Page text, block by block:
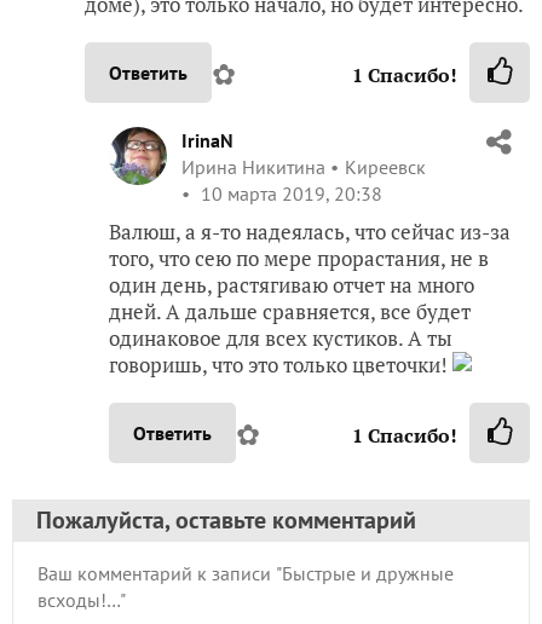
Полина, я думаю, как раз посадка-грунт-всходы
самый муторный будет отчет, особенно если не
в один день сеять, а по мере проклевывания,
слишком по времени растянуто. Наверное,
дальше будет легче! Но все равно стараюсь! Все
время боюсь что-то не сфотографировать!
✿ Спасибо!
aise50
Полина
Санкт-Петербург
10 марта 2019, 18:00
Ирина! У меня и получилось, что сеяла не в
один день, а по мере проклевывания.
Выставляла на свет поодиночке… Этап самый
сложный и ответственный, но он практически
и выставить это безобразие (отчёт) на
обозрение
Ответить